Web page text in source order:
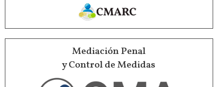
Mediación Penal
y Control de Medidas